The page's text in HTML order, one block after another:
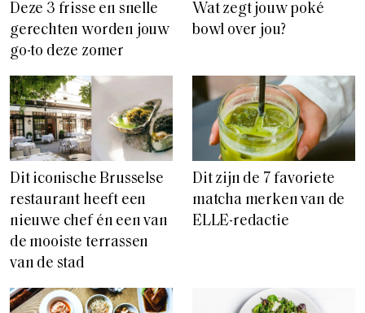
Deze 3 frisse en snelle
gerechten worden jouw
go-to deze zomer
Wat zegt jouw poké
bowl over jou?
Dit iconische Brusselse
restaurant heeft een
nieuwe chef én een van
de mooiste terrassen
van de stad
Dit zijn de 7 favoriete
matcha merken van de
ELLE-redactie